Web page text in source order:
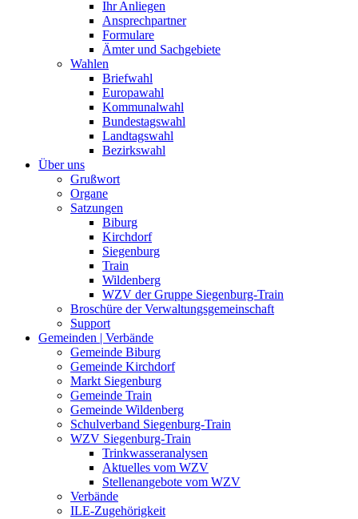
Ihr Anliegen
Ansprechpartner
Formulare
Ämter und Sachgebiete
Wahlen
Briefwahl
Europawahl
Kommunalwahl
Bundestagswahl
Landtagswahl
Bezirkswahl
Über uns
Grußwort
Organe
Satzungen
Biburg
Kirchdorf
Siegenburg
Train
Wildenberg
WZV der Gruppe Siegenburg-Train
Broschüre der Verwaltungsgemeinschaft
Support
Gemeinden | Verbände
Gemeinde Biburg
Gemeinde Kirchdorf
Markt Siegenburg
Gemeinde Train
Gemeinde Wildenberg
Schulverband Siegenburg-Train
WZV Siegenburg-Train
Trinkwasseranalysen
Aktuelles vom WZV
Stellenangebote vom WZV
Verbände
ILE-Zugehörigkeit